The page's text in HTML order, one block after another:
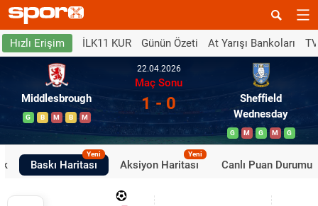
Hızlı Erişim İLK11 KUR Günün Özeti At Yarışı Bankoları
Middlesbrough
G B M B M
22.04.2026
Maç Sonu
1 - 0
Sheffield
Wednesday
G M G M G
Baskı Haritası
Yeni
Aksiyon Haritası
Yeni
Canlı Puan Durumu